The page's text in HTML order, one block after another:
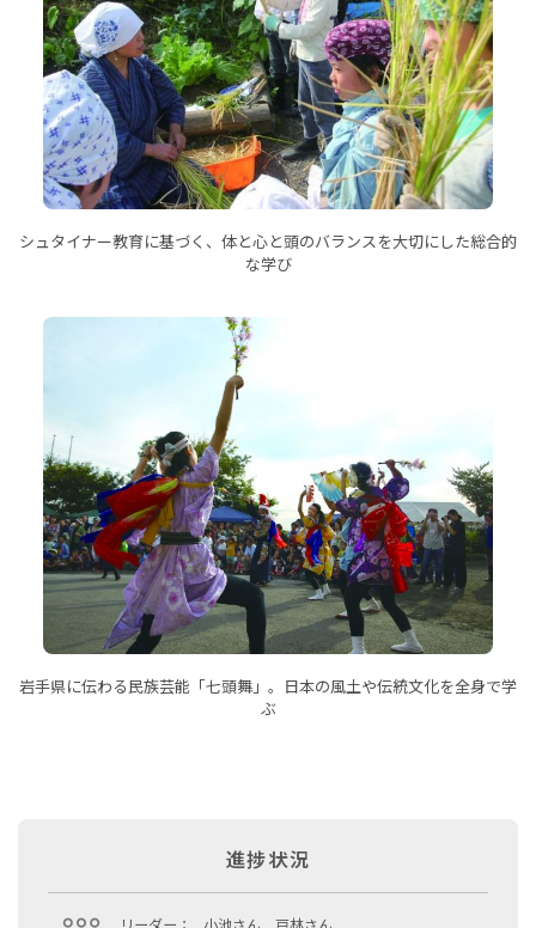
シュタイナー教育に基づく、体と心と頭のバランスを大切にした総合的
な学び
岩手県に伝わる民族芸能「七頭舞」。日本の風土や伝統文化を全身で学
ぶ
進捗状況
リーダー：
小池さん 戸林さん